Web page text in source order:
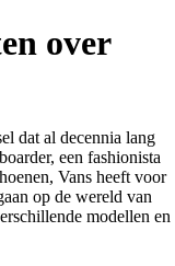
over
dat al decennia lang
een fashionista
Vans heeft voor
op de wereld van
modellen en